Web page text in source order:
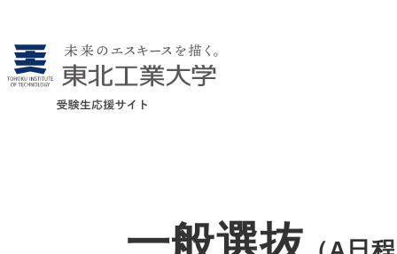
一般選抜